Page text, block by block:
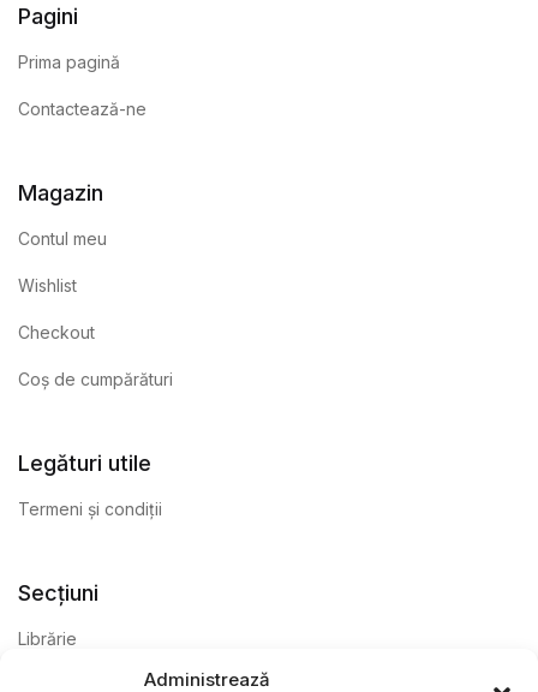
Administrează
Pagini
Prima pagină
Contactează-ne
Magazin
Contul meu
Wishlist
Checkout
Coș de cumpărături
Legături utile
Termeni și condiții
Secțiuni
Librărie